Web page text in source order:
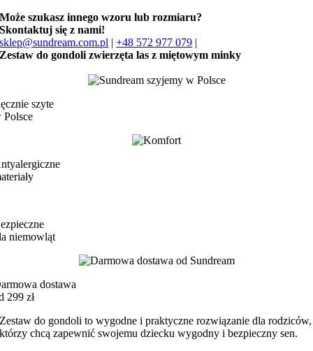
Może szukasz innego wzoru lub rozmiaru?
Skontaktuj się z nami!
sklep@sundream.com.pl |+48 572 977 079 |
Zestaw do gondoli zwierzęta las z miętowym minky
szyte
Polsce
niemowląt
dostawa
299 zł
Zestaw do gondoli to wygodne i praktyczne rozwiązanie dla rodziców,
którzy chcą zapewnić swojemu dziecku wygodny i bezpieczny sen.